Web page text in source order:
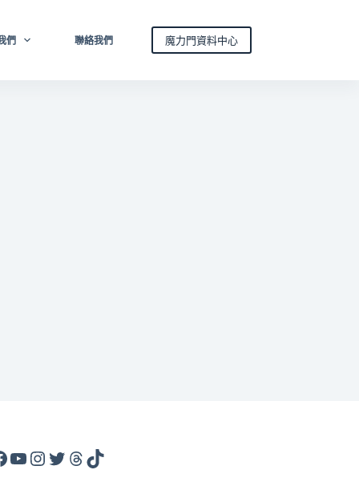
們 聯絡我們 魔力門資料中心
YouTube
Instagram
X Threads
TikTok